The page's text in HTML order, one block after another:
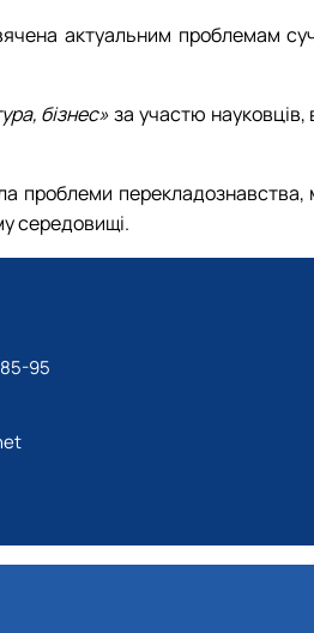
актуальним проблемам
бізнес»за участю науковців,
проблеми перекладознавства,
середовищі.
95